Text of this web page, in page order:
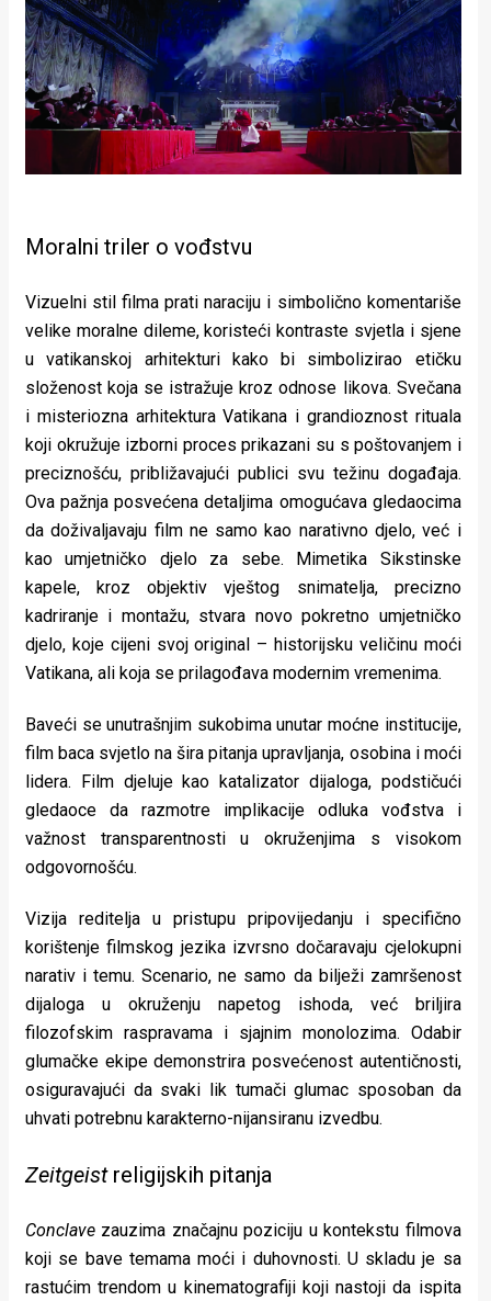
Moralni triler o vođstvu
Vizuelni stil filma prati naraciju i simbolično komentariše
velike moralne dileme, koristeći kontraste svjetla i sjene
u vatikanskoj arhitekturi kako bi simbolizirao etičku
složenost koja se istražuje kroz odnose likova. Svečana
i misteriozna arhitektura Vatikana i grandioznost rituala
koji okružuje izborni proces prikazani su s poštovanjem i
preciznošću, približavajući publici svu težinu događaja.
Ova pažnja posvećena detaljima omogućava gledaocima
da doživaljavaju film ne samo kao narativno djelo, već i
kao umjetničko djelo za sebe. Mimetika Sikstinske
kapele, kroz objektiv vještog snimatelja, precizno
kadriranje i montažu, stvara novo pokretno umjetničko
djelo, koje cijeni svoj original – historijsku veličinu moći
Vatikana, ali koja se prilagođava modernim vremenima.
Baveći se unutrašnjim sukobima unutar moćne institucije,
film baca svjetlo na šira pitanja upravljanja, osobina i moći
lidera. Film djeluje kao katalizator dijaloga, podstičući
gledaoce da razmotre implikacije odluka vođstva i
važnost transparentnosti u okruženjima s visokom
odgovornošću.
Vizija reditelja u pristupu pripovijedanju i specifično
korištenje filmskog jezika izvrsno dočaravaju cjelokupni
narativ i temu. Scenario, ne samo da bilježi zamršenost
dijaloga u okruženju napetog ishoda, već briljira
filozofskim raspravama i sjajnim monolozima. Odabir
glumačke ekipe demonstrira posvećenost autentičnosti,
osiguravajući da svaki lik tumači glumac sposoban da
uhvati potrebnu karakterno-nijansiranu izvedbu.
Zeitgeistreligijskih pitanja
Conclave zauzima značajnu poziciju u kontekstu filmova
koji se bave temama moći i duhovnosti. U skladu je sa
rastućim trendom u kinematografiji koji nastoji da ispita